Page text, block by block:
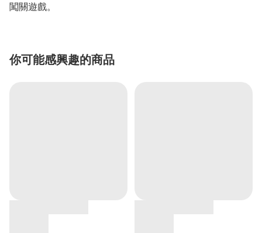
闖關遊戲。
你可能感興趣的商品